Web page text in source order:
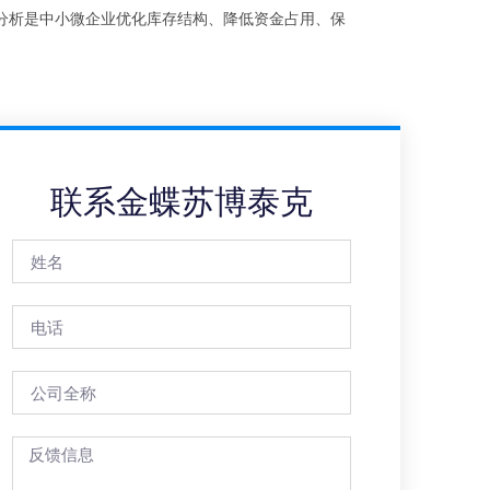
析是中小微企业优化库存结构、降低资金占用、保
联系金蝶苏博泰克